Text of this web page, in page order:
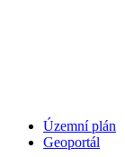
Územní plán
Geoportál